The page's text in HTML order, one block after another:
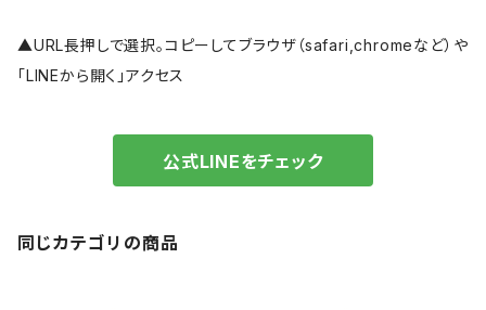
▲URL長押しで選択。コピーしてブラウザ（safari,chromeなど）や
「LINEから開く」アクセス
公式LINEをチェック
同じカテゴリの商品